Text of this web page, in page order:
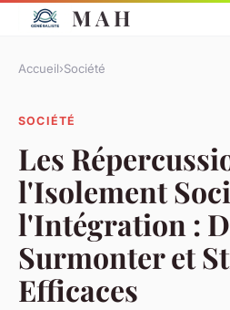
M A H
Accueil›Société
SOCIÉTÉ
Les
l'Isolement
l'Intégration :
Surmonter et
Efficaces